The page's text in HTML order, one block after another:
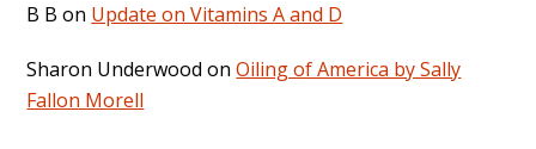
B B on Update on Vitamins A and D
Sharon Underwood onOiling of America by Sally
Fallon Morell